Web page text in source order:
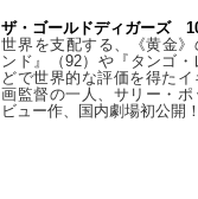
ザ・ゴールドディガーズ
世界を支配する、《黄金
ンド』（92）や『タンゴ
どで世界的な評価を得た
画監督の一人、サリー・
ビュー作、国内劇場初公開！